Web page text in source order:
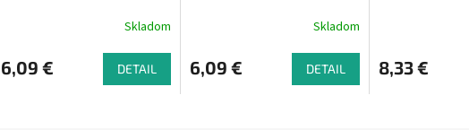
ceramidmi 50 ml
Skladom
6,09 € DETAIL
Skladom
6,09 € DETAIL 8,33 €